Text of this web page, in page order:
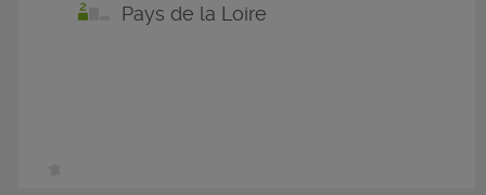
Pays de la Loire